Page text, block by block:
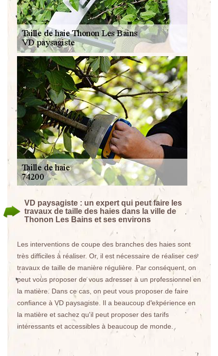
VD paysagiste : un expert qui peut faire les
travaux de taille des haies dans la ville de
Thonon Les Bains et ses environs
Les interventions de coupe des branches des haies sont
très difficiles à réaliser. Or, il est nécessaire de réaliser ces
travaux de taille de manière régulière. Par conséquent, on
peut vous proposer de vous adresser à un professionnel en
la matière. Dans ce cas, on peut vous proposer de faire
confiance à VD paysagiste. Il a beaucoup d'expérience en
la matière et sachez qu'il peut proposer des tarifs
intéressants et accessibles à beaucoup de monde.